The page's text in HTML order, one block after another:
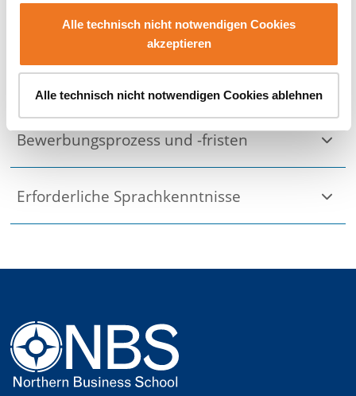
Alle technisch nicht notwendigen Cookies
akzeptieren
Alle technisch nicht notwendigen Cookies ablehnen
Semesterdauer
Bewerbungsprozess und -fristen
Erforderliche Sprachkenntnisse